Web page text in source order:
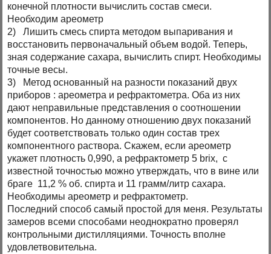
конечной плотности вычислить состав смеси.
Необходим ареометр
2) Лишить смесь спирта методом выпаривания и
восстановить первоначальный объем водой. Теперь,
зная содержание сахара, вычислить спирт. Необходимы
точные весы.
3) Метод основанный на разности показаний двух
приборов : ареометра и рефрактометра. Оба из них
дают неправильные представления о соотношении
компонентов. Но данному отношению двух показаний
будет соответствовать только один состав трех
компонентного раствора. Скажем, если ареометр
укажет плотность 0,990, а рефрактометр 5 brix, с
известной точностью можно утверждать, что в вине или
браге 11,2 % об. спирта и 11 грамм/литр сахара.
Необходимы ареометр и рефрактометр.
Последний способ самый простой для меня. Результаты
замеров всеми способами неоднократно проверял
контрольными дистилляциями. Точность вполне
удовлетвовительна.